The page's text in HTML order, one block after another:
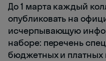
До 1 марта каждый
опубликовать на
исчерпывающую
наборе: перечень
бюджетных и платных